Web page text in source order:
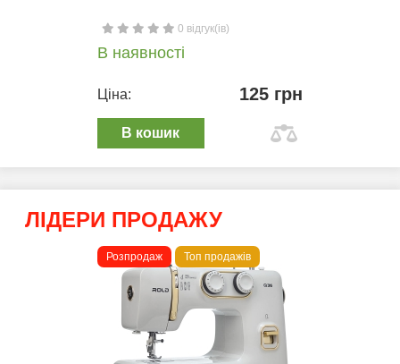
0 відгук(ів)
В наявності
Ціна: 125 грн
В кошик
ЛІДЕРИ ПРОДАЖУ
Розпродаж Топ продажів